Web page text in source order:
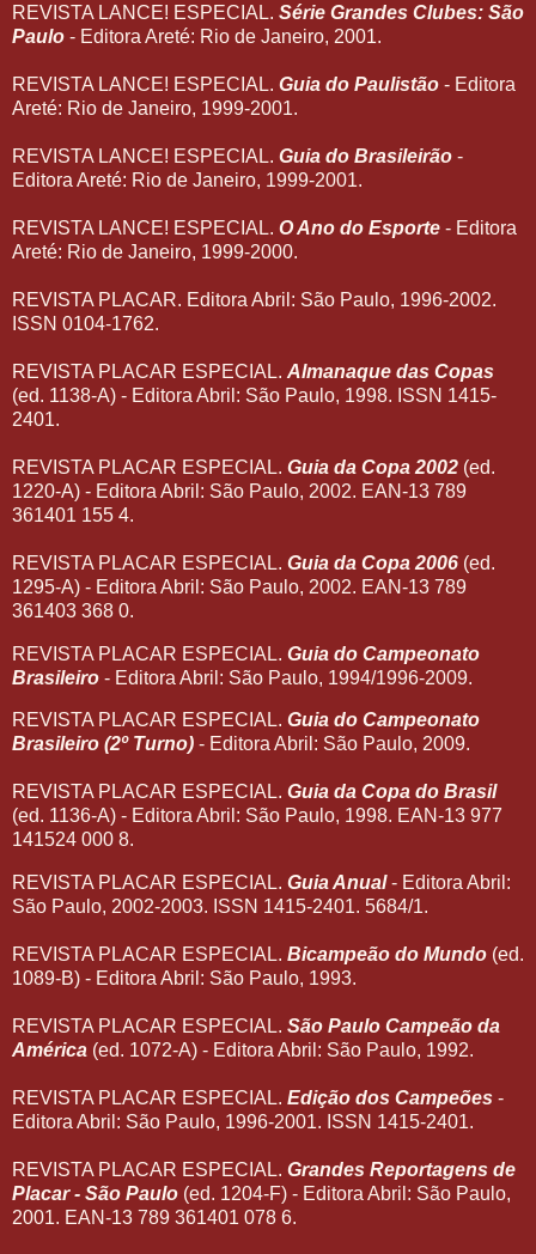
REVISTA LANCE! ESPECIAL. Série Grandes Clubes: São
Paulo - Editora Areté: Rio de Janeiro, 2001.
REVISTA LANCE! ESPECIAL. Guia do Paulistão - Editora
Areté: Rio de Janeiro, 1999-2001.
REVISTA LANCE! ESPECIAL. Guia do Brasileirão -
Editora Areté: Rio de Janeiro, 1999-2001.
REVISTA LANCE! ESPECIAL. O Ano do Esporte - Editora
Areté: Rio de Janeiro, 1999-2000.
REVISTA PLACAR. Editora Abril: São Paulo, 1996-2002.
ISSN 0104-1762.
REVISTA PLACAR ESPECIAL. Almanaque das Copas
(ed. 1138-A) - Editora Abril: São Paulo, 1998. ISSN 1415-
2401.
REVISTA PLACAR ESPECIAL. Guia da Copa 2002 (ed.
1220-A) - Editora Abril: São Paulo, 2002. EAN-13 789
361401 155 4.
REVISTA PLACAR ESPECIAL. Guia da Copa 2006 (ed.
1295-A) - Editora Abril: São Paulo, 2002. EAN-13 789
361403 368 0.
REVISTA PLACAR ESPECIAL. Guia do Campeonato
Brasileiro - Editora Abril: São Paulo, 1994/1996-2009.
REVISTA PLACAR ESPECIAL. Guia do Campeonato
Brasileiro (2º Turno) - Editora Abril: São Paulo, 2009.
REVISTA PLACAR ESPECIAL. Guia da Copa do Brasil
(ed. 1136-A) - Editora Abril: São Paulo, 1998. EAN-13 977
141524 000 8.
REVISTA PLACAR ESPECIAL. Guia Anual- Editora Abril:
São Paulo, 2002-2003. ISSN 1415-2401. 5684/1.
REVISTA PLACAR ESPECIAL. Bicampeão do Mundo (ed.
1089-B) - Editora Abril: São Paulo, 1993.
REVISTA PLACAR ESPECIAL. São Paulo Campeão da
América (ed. 1072-A) - Editora Abril: São Paulo, 1992.
REVISTA PLACAR ESPECIAL. Edição dos Campeões -
Editora Abril: São Paulo, 1996-2001. ISSN 1415-2401.
REVISTA PLACAR ESPECIAL. Grandes Reportagens de
Placar - São Paulo (ed. 1204-F) - Editora Abril: São Paulo,
2001. EAN-13 789 361401 078 6.